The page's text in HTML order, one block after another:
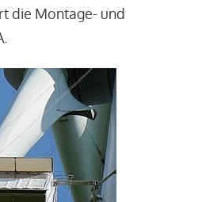
die Montage- und